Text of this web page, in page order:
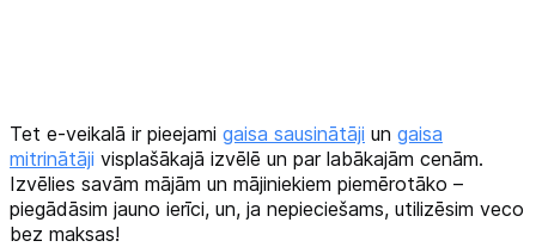
Tet e-veikalā ir pieejami gaisa sausinātāji un gaisa
mitrinātāji visplašākajā izvēlē un par labākajām cenām.
Izvēlies savām mājām un mājiniekiem piemērotāko –
piegādāsim jauno ierīci, un, ja nepieciešams, utilizēsim veco
bez maksas!